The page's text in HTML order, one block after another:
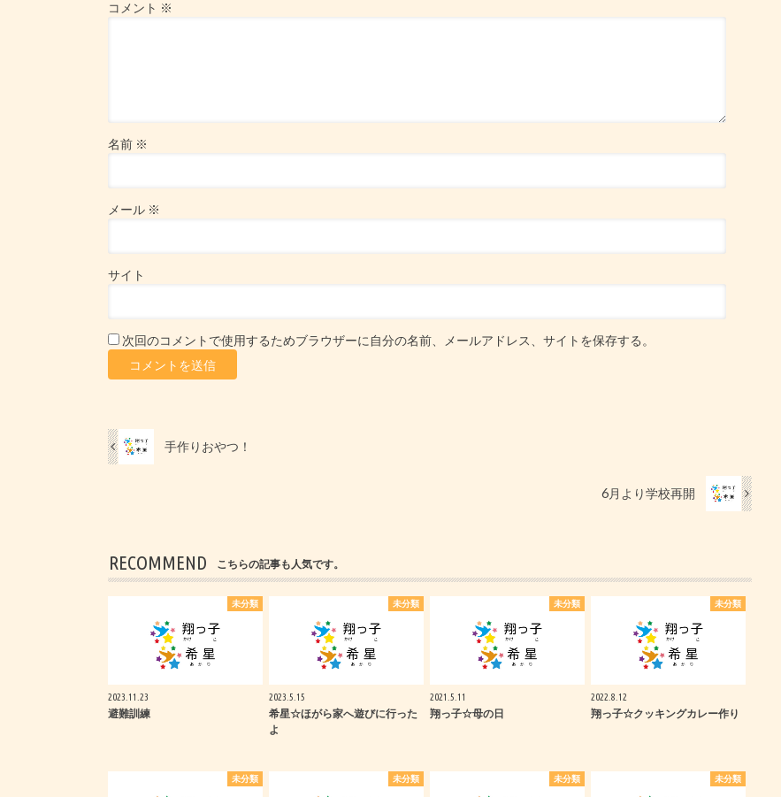
コメント ※
名前 ※
メール ※
サイト
次回のコメントで使用するためブラウザーに自分の名前、メールアドレス、サイトを保存する。
手作りおやつ！
6月より学校再開
RECOMMEND こちらの記事も人気です。
未分類
2023.11.23
避難訓練
未分類
2023.5.15
希星☆ほがら家へ遊びに行った
よ
未分類
2021.5.11
翔っ子☆母の日
未分類
2022.8.12
翔っ子☆クッキングカレー作り
未分類 未分類 未分類 未分類